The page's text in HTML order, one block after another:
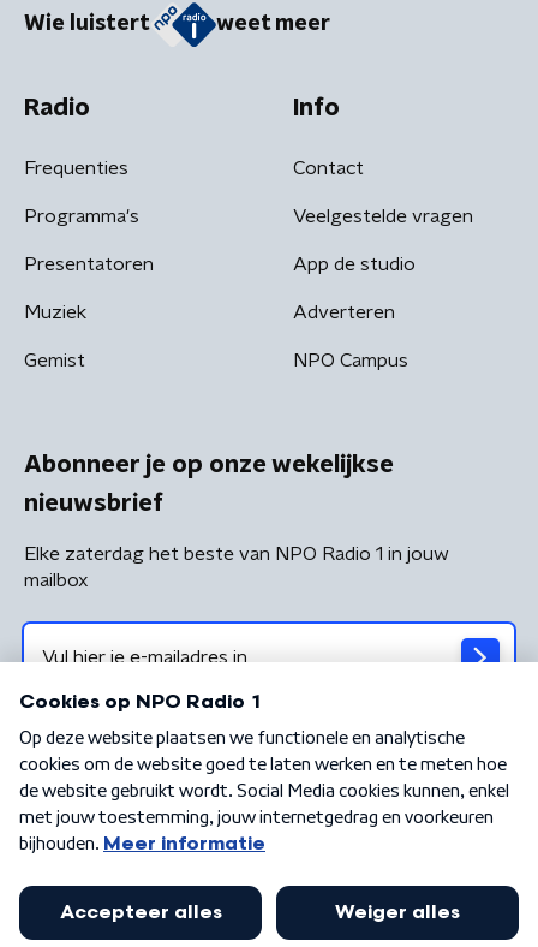
Wie luistert weet meer
Radio
Frequenties
Programma's
Presentatoren
Muziek
Gemist
Info
Contact
Veelgestelde vragen
App de studio
Adverteren
NPO Campus
Abonneer je op onze wekelijkse
nieuwsbrief
Elke zaterdag het beste van NPO Radio 1 in jouw
mailbox
Algemene voorwaarden